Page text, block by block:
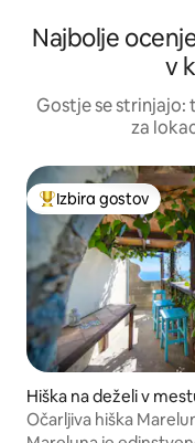
Najbolje
v
Gostje se strinjajo:
za
Najbolj priljubljena
Izbira gostov
Hiška na deželi v
ca dei Marini
Očarljiva hiška